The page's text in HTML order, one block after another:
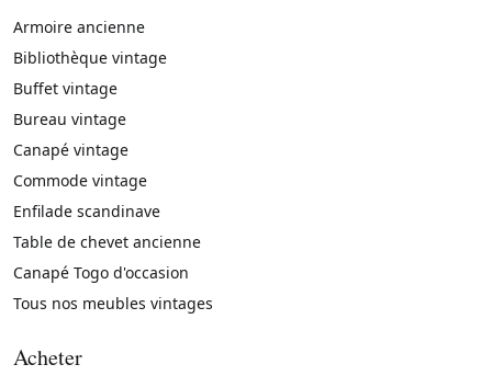
Armoire ancienne
Bibliothèque vintage
Buffet vintage
Bureau vintage
Canapé vintage
Commode vintage
Enfilade scandinave
Table de chevet ancienne
Canapé Togo d'occasion
Tous nos meubles vintages
Acheter